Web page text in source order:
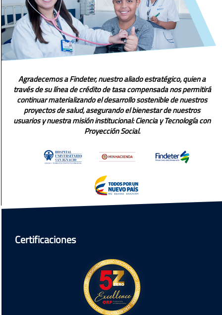
Agradecemos a Findeter, nuestro aliado estratégico, quien a
través de su línea de crédito de tasa compensada nos permitirá
continuar materializando el desarrollo sostenible de nuestros
proyectos de salud, asegurando el bienestar de nuestros
usuarios y nuestra misión institucional: Ciencia y Tecnología con
Proyección Social.
Certificaciones